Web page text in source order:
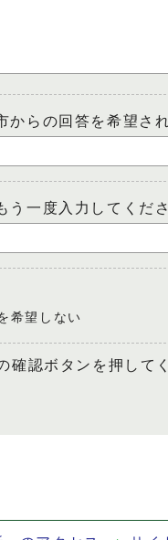
からの回答を希望さ
う一度入力してくださ
希望しない
確認ボタンを押して